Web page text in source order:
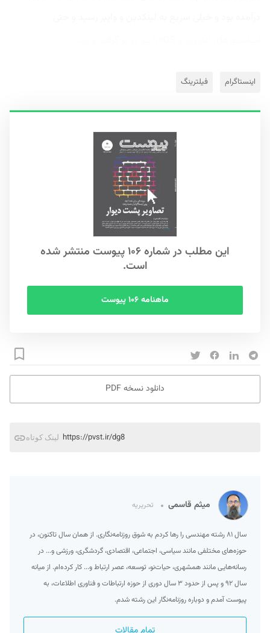
اینستاگرام فیلترینگ
این مطلب در شماره ۱۰۶ پیوست منتشر شده
است.
ماهنامه ۱۰۶ پیوست
دانلود نسخه PDF
لینک کوتاه https://pvst.ir/dg8
میثم قاسمی تحریریه
سال ۸۱ رشته مهندسی را رها کردم به شوق روزنامه‌نگاری. از همان سال تاکنون، در
حوزه‌های مختلفی مانند سیاسی، اجتماعی، اقتصادی، گردشگری، ورزشی و... در
رسانه‌هایی مانند همشهری، حیات‌نو، توسعه، عصر ارتباط و... کار کرده‌ام. از میانه
سال ۹۲ و پس از حدود ۳ سال دوری از حوزه ارتباطات و فناوری اطلاعات، به
پیوست آمدم و دوباره روزنامه‌نگار این رشته شدم.
تمام مقالات